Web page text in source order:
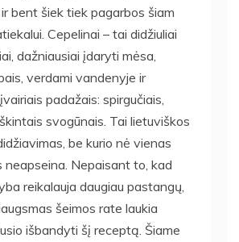
bent šiek tiek pagarbos šiam
Cepelinai – tai didžiuliai
dažniausiai įdaryti mėsa,
verdami vandenyje ir
padažais: spirgučiais,
svogūnais. Tai lietuviškos
be kurio nė vienas
Nepaisant to, kad
reikalauja daugiau pastangų,
šeimos rate laukia
išbandyti šį receptą. Šiame